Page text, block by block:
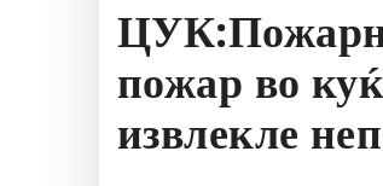
пожар во
извлекле